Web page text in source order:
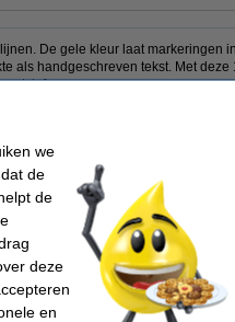
De gele kleur laat markeringen
als handgeschreven tekst. Met deze
1 - 4,5 mm
nee
12 stuk(s)
we
de
de
deze
en